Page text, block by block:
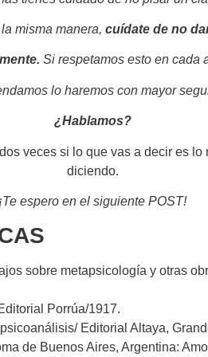
misma manera, cuídate de no
Si respetamos esto en cada
lo haremos con mayor
¿Hablamos?
veces si lo que vas a decir es
diciendo.
¡Te espero en el siguiente POST!
sobre metapsicología y otras
Porrúa/1917.
Editorial Altaya,
de Buenos Aires, Argentina: